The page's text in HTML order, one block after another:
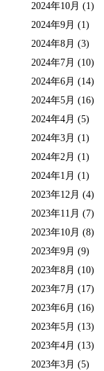
2024年10月 (1)
2024年9月 (1)
2024年8月 (3)
2024年7月 (10)
2024年6月 (14)
2024年5月 (16)
2024年4月 (5)
2024年3月 (1)
2024年2月 (1)
2024年1月 (1)
2023年12月 (4)
2023年11月 (7)
2023年10月 (8)
2023年9月 (9)
2023年8月 (10)
2023年7月 (17)
2023年6月 (16)
2023年5月 (13)
2023年4月 (13)
2023年3月 (5)